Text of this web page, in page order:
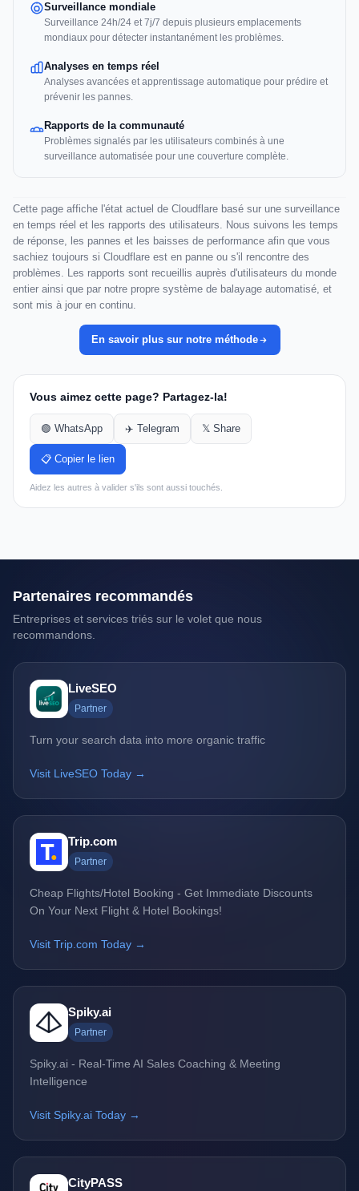
Surveillance mondiale
Surveillance 24h/24 et 7j/7 depuis plusieurs emplacements
mondiaux pour détecter instantanément les problèmes.
Analyses en temps réel
Analyses avancées et apprentissage automatique pour prédire et
prévenir les pannes.
Rapports de la communauté
Problèmes signalés par les utilisateurs combinés à une
surveillance automatisée pour une couverture complète.
Cette page affiche l'état actuel de Cloudflare basé sur une surveillance
en temps réel et les rapports des utilisateurs. Nous suivons les temps
de réponse, les pannes et les baisses de performance afin que vous
sachiez toujours si Cloudflare est en panne ou s'il rencontre des
problèmes. Les rapports sont recueillis auprès d'utilisateurs du monde
entier ainsi que par notre propre système de balayage automatisé, et
sont mis à jour en continu.
En savoir plus sur notre méthode
Vous aimez cette page? Partagez-la!
🟢 WhatsApp ✈️ Telegram 𝕏 Share
📋 Copier le lien
Aidez les autres à valider s'ils sont aussi touchés.
Partenaires recommandés
Entreprises et services triés sur le volet que nous
recommandons.
LiveSEO
Partner
Turn your search data into more organic traffic
Visit LiveSEO Today →
Trip.com
Partner
Cheap Flights/Hotel Booking - Get Immediate Discounts
On Your Next Flight & Hotel Bookings!
Visit Trip.com Today →
Spiky.ai
Partner
Spiky.ai - Real-Time AI Sales Coaching & Meeting
Intelligence
Visit Spiky.ai Today →
CityPASS